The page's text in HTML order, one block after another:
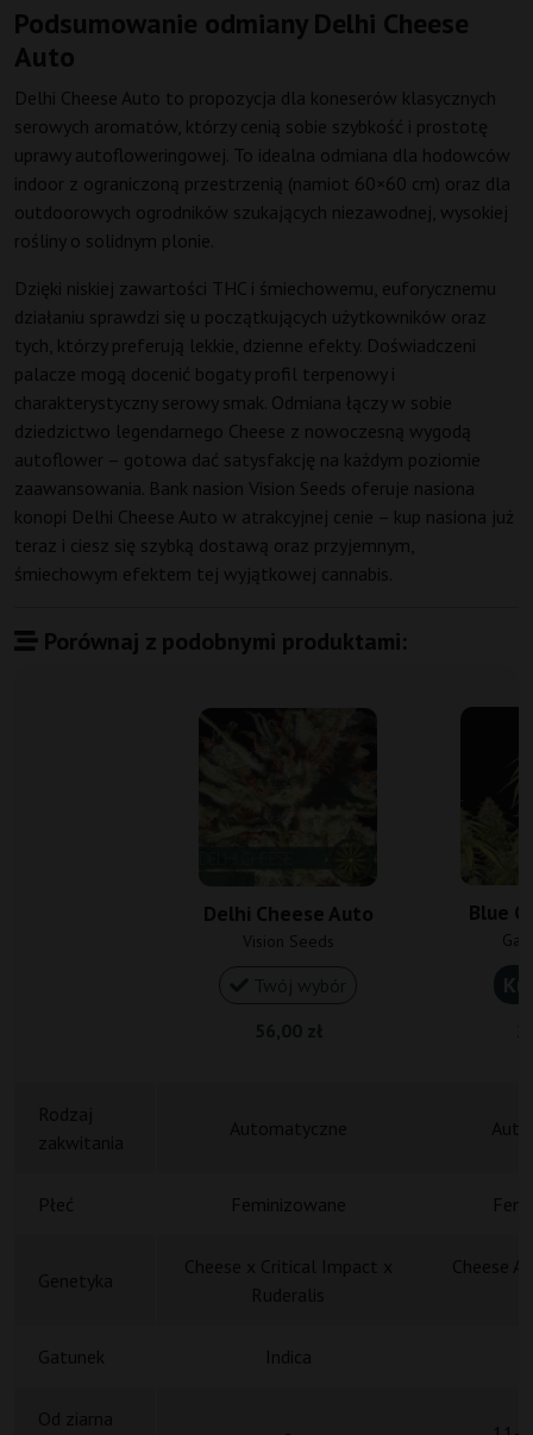
Podsumowanie odmiany Delhi Cheese
Auto
Delhi Cheese Auto to propozycja dla koneserów klasycznych
serowych aromatów, którzy cenią sobie szybkość i prostotę
uprawy autofloweringowej. To idealna odmiana dla hodowców
indoor z ograniczoną przestrzenią (namiot 60×60 cm) oraz dla
outdoorowych ogrodników szukających niezawodnej, wysokiej
rośliny o solidnym plonie.
Dzięki niskiej zawartości THC i śmiechowemu, euforycznemu
działaniu sprawdzi się u początkujących użytkowników oraz
tych, którzy preferują lekkie, dzienne efekty. Doświadczeni
palacze mogą docenić bogaty profil terpenowy i
charakterystyczny serowy smak. Odmiana łączy w sobie
dziedzictwo legendarnego Cheese z nowoczesną wygodą
autoflower – gotowa dać satysfakcję na każdym poziomie
zaawansowania. Bank nasion Vision Seeds oferuje nasiona
konopi Delhi Cheese Auto w atrakcyjnej cenie – kup nasiona już
teraz i ciesz się szybką dostawą oraz przyjemnym,
śmiechowym efektem tej wyjątkowej cannabis.
Porównaj z podobnymi produktami:
Delhi Cheese Auto
Vision Seeds
Blue
Płeć Feminizowane
Gatunek Indica